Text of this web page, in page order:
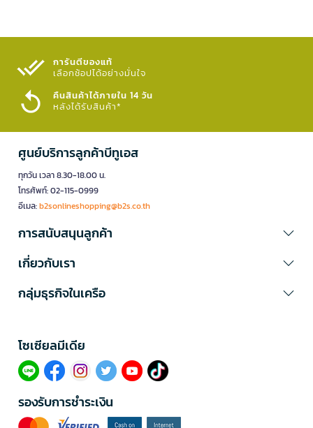
การันตีของแท้
เลือกช้อปได้อย่างมั่นใจ​
คืนสินค้าได้ภายใน 14 วัน
หลังได้รับสินค้า*
ศูนย์บริการลูกค้าบีทูเอส
ทุกวัน เวลา 8.30-18.00 น.
โทรศัพท์: 02-115-0999
อีเมล:b2sonlineshopping@b2s.co.th
การสนับสนุนลูกค้า
เกี่ยวกับเรา
กลุ่มธุรกิจในเครือ
โซเซียลมีเดีย​
รองรับการชำระเงิน